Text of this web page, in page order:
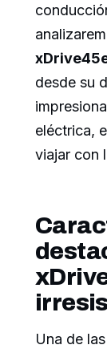
desde su
eléctrica,
viajar con
Una de las